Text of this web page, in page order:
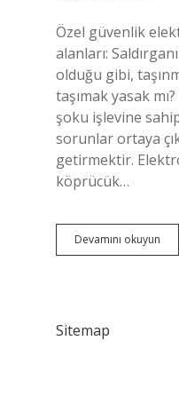
Özel güvenlik
alanları:
olduğu gibi,
taşımak yasak
şoku işlevine
sorunlar ortaya
getirmektir.
köprücük…
Devamını okuyun
Sitemap